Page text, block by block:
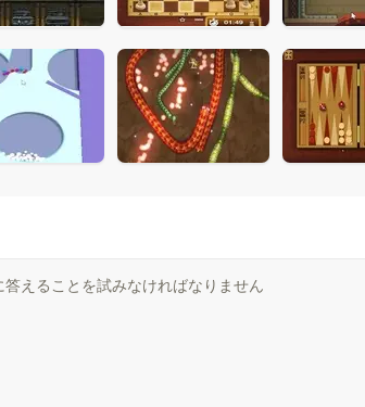
えることを試みなければなりません